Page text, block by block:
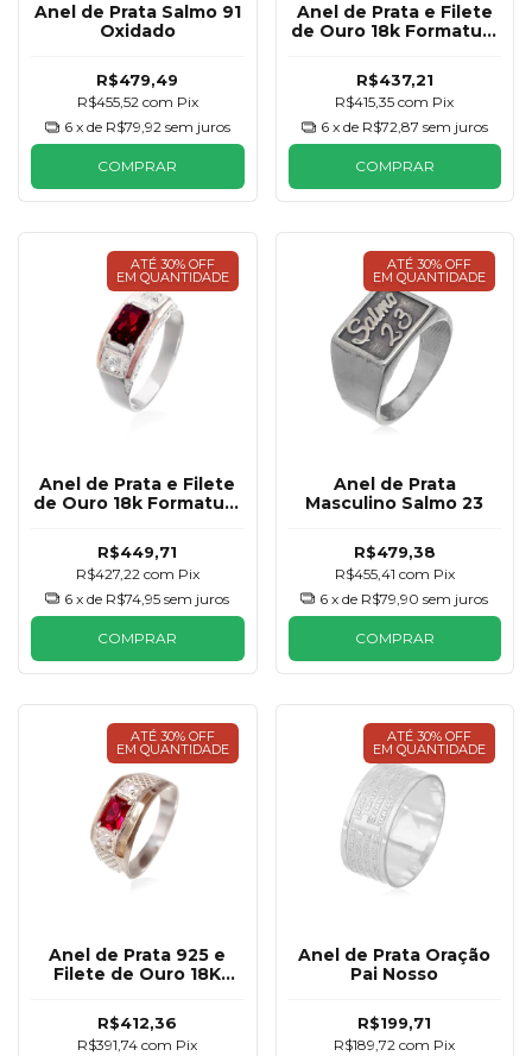
Anel de Prata Salmo 91
Oxidado
R$479,49
R$455,52 com Pix
6 x de R$79,92 sem juros
COMPRAR
Anel de Prata e Filete
de Ouro 18k Formatura
Masculino
R$437,21
R$415,35com Pix
6 x de R$72,87 sem juros
COMPRAR
ATÉ 30% OFF
EM QUANTIDADE
Anel de Prata e Filete
de Ouro 18k Formatura
Masculino
R$449,71
R$427,22 com Pix
6 x de R$74,95 sem juros
COMPRAR
ATÉ 30% OFF
EM QUANTIDADE
Anel de Prata
Masculino Salmo 23
R$479,38
R$455,41 com Pix
6 x de R$79,90 sem juros
COMPRAR
ATÉ 30% OFF
EM QUANTIDADE
Anel de Prata 925 e
Filete de Ouro 18K
R$412,36
R$391,74com Pix
ATÉ 30% OFF
EM QUANTIDADE
Anel de Prata Oração
Pai Nosso
R$199,71
R$189,72com Pix